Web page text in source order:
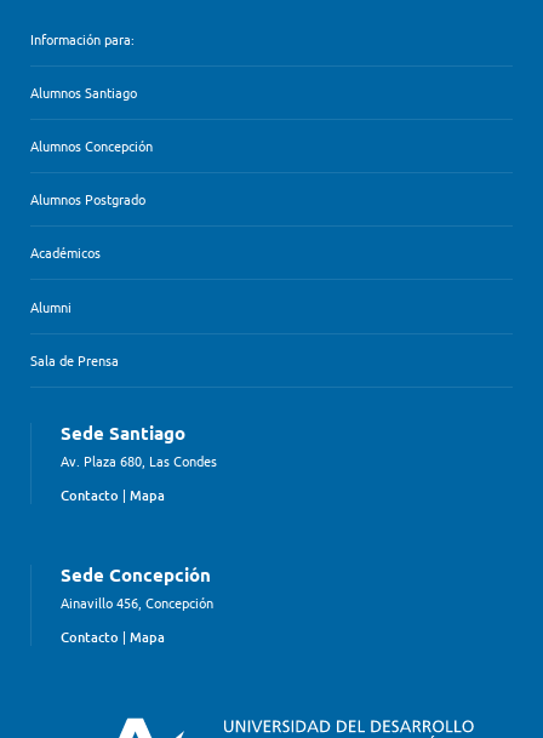
Información para:
Alumnos Santiago
Alumnos Concepción
Alumnos Postgrado
Académicos
Alumni
Sala de Prensa
Sede Santiago
Av. Plaza 680, Las Condes
Contacto | Mapa
Sede Concepción
Ainavillo 456, Concepción
Contacto | Mapa